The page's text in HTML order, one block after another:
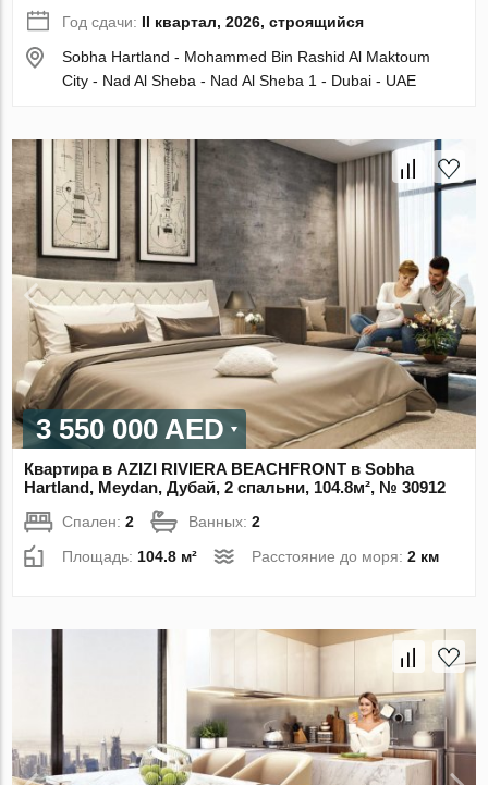
Год сдачи: II квартал, 2026, строящийся
Sobha Hartland - Mohammed Bin Rashid Al Maktoum
City - Nad Al Sheba - Nad Al Sheba 1 - Dubai - UAE
3 550 000 AED
Квартира в AZIZI RIVIERA BEACHFRONT в Sobha
Hartland, Meydan, Дубай, 2 спальни, 104.8м², № 30912
Спален:2 Ванных:2
Площадь: 104.8 м² Расстояние до моря:2 км